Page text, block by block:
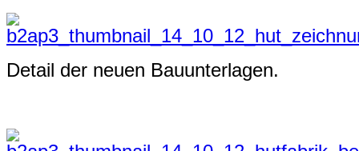
Detail der neuen Bauunterlagen.